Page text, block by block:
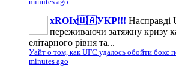
xROIx🇺🇦УКР!!! Насправді
переживаючи затяжну кризу
елітарного рівня та...
Уайт о том, как UFC удалось обойти бокс
minutes ago